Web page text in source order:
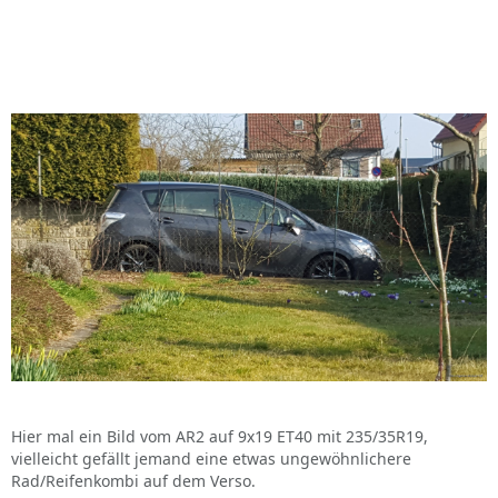
Hier mal ein Bild vom AR2 auf 9x19 ET40 mit 235/35R19,
vielleicht gefällt jemand eine etwas ungewöhnlichere
Rad/Reifenkombi auf dem Verso.